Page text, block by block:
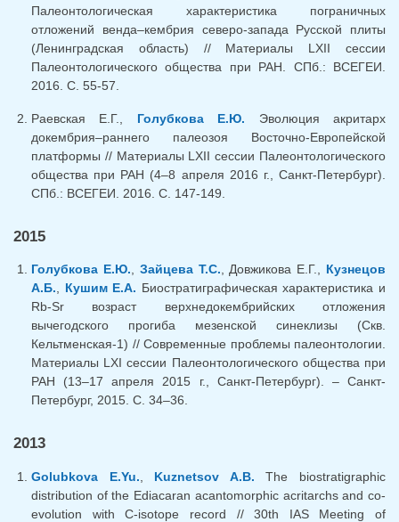
Палеонтологическая характеристика пограничных
отложений венда–кембрия северо-запада Русской плиты
(Ленинградская область) // Материалы LXII сессии
Палеонтологического общества при РАН. СПб.: ВСЕГЕИ.
2016. C. 55-57.
Раевская Е.Г., Голубкова Е.Ю. Эволюция акритарх
докембрия–раннего палеозоя Восточно-Европейской
платформы // Материалы LXII сессии Палеонтологического
общества при РАН (4–8 апреля 2016 г., Санкт-Петербург).
СПб.: ВСЕГЕИ. 2016. C. 147-149.
2015
Голубкова Е.Ю., Зайцева Т.С., Довжикова Е.Г., Кузнецов
А.Б., Кушим Е.А. Биостратиграфическая характеристика и
Rb-Sr возраст верхнедокембрийских отложения
вычегодского прогиба мезенской синеклизы (Скв.
Кельтменская-1) // Современные проблемы палеонтологии.
Материалы LXI сессии Палеонтологического общества при
РАН (13–17 апреля 2015 г., Санкт-Петербург). – Санкт-
Петербург, 2015. С. 34–36.
2013
Golubkova E.Yu. Kuznetsov A.B. The biostratigraphic
distribution of the Ediacaran acantomorphic acritarchs and co-
evolution with C-isotope record // 30th IAS Meeting of